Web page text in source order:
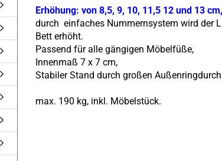
Erhöhung: von 8,5, 9, 10, 11,5 12 und 13 cm,
durch einfaches Nummernsystem wird der
Bett erhöht.
Passend für alle gängigen Möbelfüße,
Innenmaß 7 x 7 cm,
Stabiler Stand durch großen
max. 190 kg, inkl. Möbelstück.